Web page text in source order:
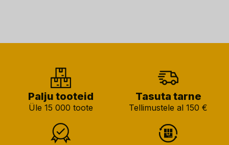
Palju tooteid
Üle 15 000 toote
Tasuta tarne
Tellimustele al 150 €